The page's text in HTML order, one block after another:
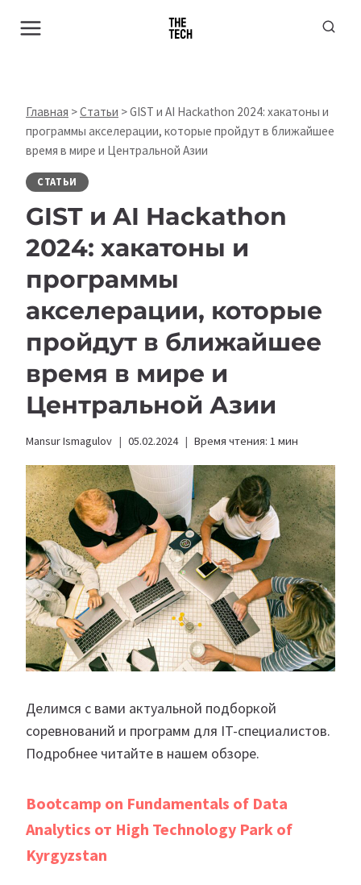
Главная >Статьи >GIST и AI Hackathon 2024: хакатоны и
программы акселерации, которые пройдут в ближайшее
время в мире и Центральной Азии
СТАТЬИ
GIST и AI Hackathon
2024: хакатоны и
программы
акселерации, которые
пройдут в ближайшее
время в мире и
Центральной Азии
Mansur Ismagulov 05.02.2024 Время чтения: 1 мин
Делимся с вами актуальной подборкой
соревнований и программ для IT-специалистов.
Подробнее читайте в нашем обзоре.
Bootcamp on Fundamentals of Data
Analytics от High Technology Park of
Kyrgyzstan